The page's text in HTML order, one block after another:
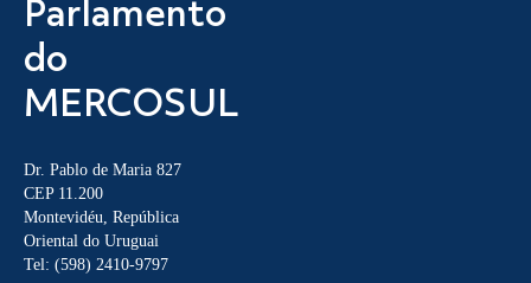
Parlamento
do
MERCOSUL
Dr. Pablo de Maria 827
CEP 11.200
Montevidéu, República
Oriental do Uruguai
Tel: (598) 2410-9797